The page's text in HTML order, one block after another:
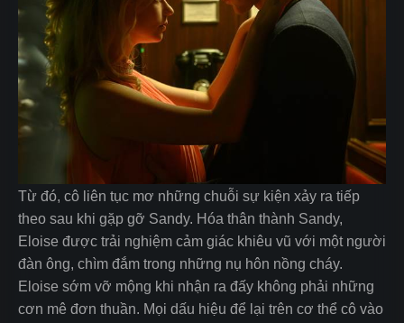
Từ đó, cô liên tục mơ những chuỗi sự kiện xảy ra tiếp
theo sau khi gặp gỡ Sandy. Hóa thân thành Sandy,
Eloise được trải nghiệm cảm giác khiêu vũ với một người
đàn ông, chìm đắm trong những nụ hôn nồng cháy.
Eloise sớm vỡ mộng khi nhận ra đấy không phải những
cơn mê đơn thuần. Mọi dấu hiệu để lại trên cơ thể cô vào